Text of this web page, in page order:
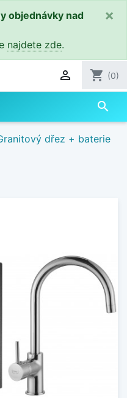
objednávky nad
najdete zde.
×
 shopping_cart (0)
search
dřez + baterie